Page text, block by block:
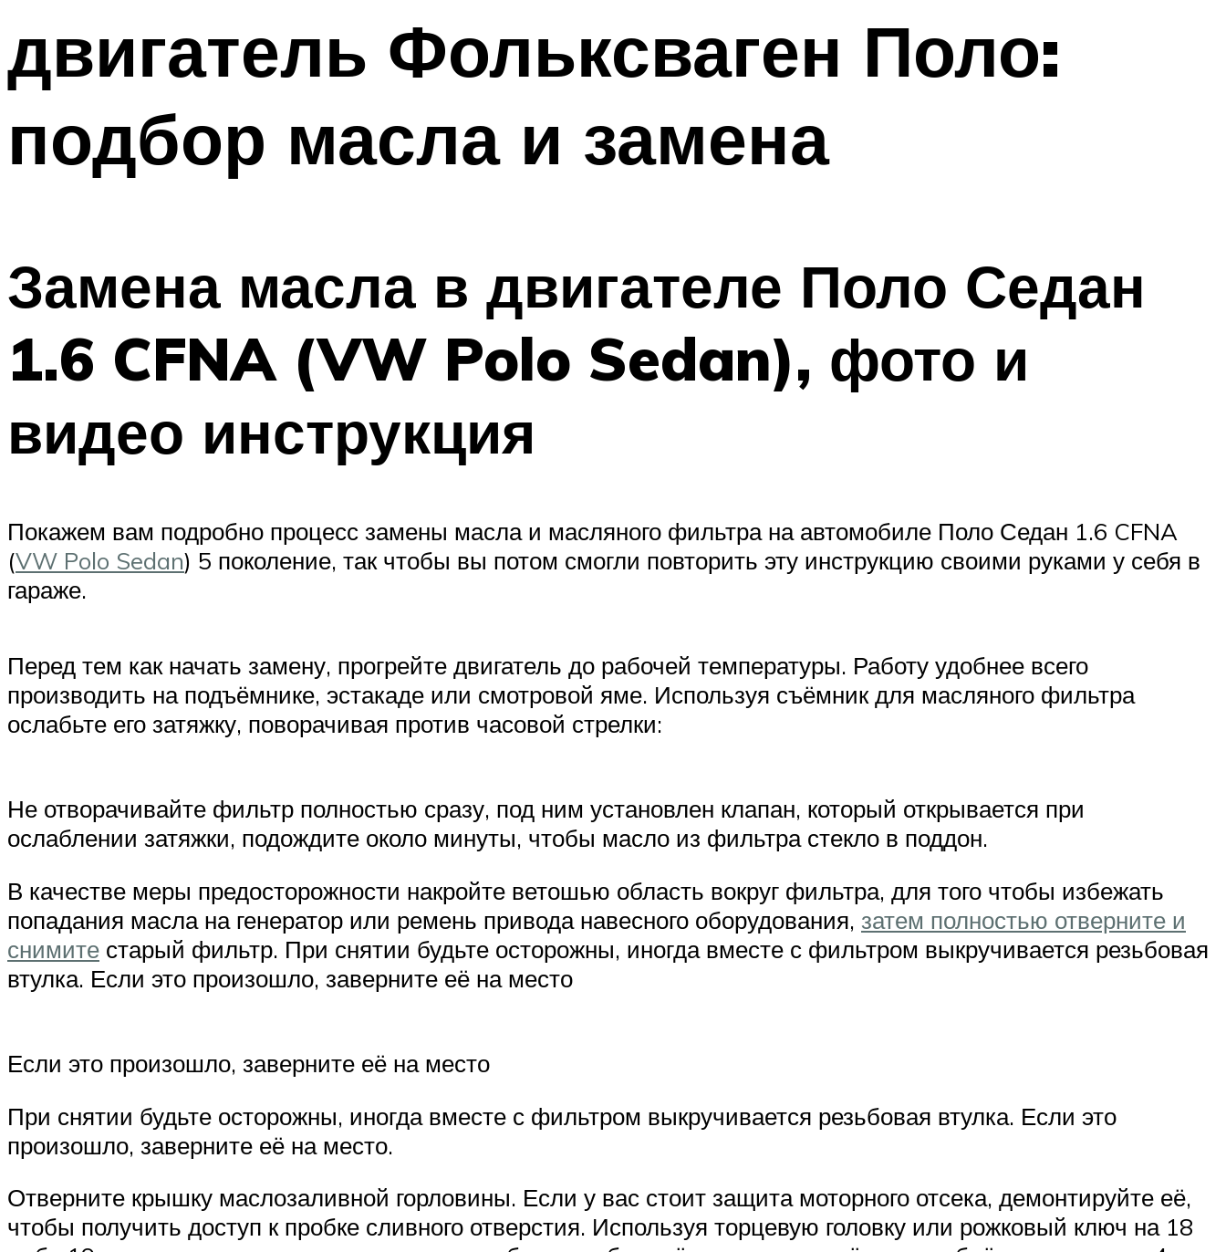
двигатель Фольксваген Поло:
подбор масла и замена
Замена масла в двигателе Поло Седан
1.6 CFNA (VW Polo Sedan), фото и
видео инструкция
Покажем вам подробно процесс замены масла и масляного фильтра на автомобиле Поло Седан 1.6 CFNA
(VW Polo Sedan) 5 поколение, так чтобы вы потом смогли повторить эту инструкцию своими руками у себя в
гараже.
Перед тем как начать замену, прогрейте двигатель до рабочей температуры. Работу удобнее всего
производить на подъёмнике, эстакаде или смотровой яме. Используя съёмник для масляного фильтра
ослабьте его затяжку, поворачивая против часовой стрелки:
Не отворачивайте фильтр полностью сразу, под ним установлен клапан, который открывается при
ослаблении затяжки, подождите около минуты, чтобы масло из фильтра стекло в поддон.
В качестве меры предосторожности накройте ветошью область вокруг фильтра, для того чтобы избежать
попадания масла на генератор или ремень привода навесного оборудования, затем полностью отверните и
снимите старый фильтр. При снятии будьте осторожны, иногда вместе с фильтром выкручивается резьбовая
втулка. Если это произошло, заверните её на место
Если это произошло, заверните её на место
При снятии будьте осторожны, иногда вместе с фильтром выкручивается резьбовая втулка. Если это
произошло, заверните её на место.
Отверните крышку маслозаливной горловины. Если у вас стоит защита моторного отсека, демонтируйте её,
чтобы получить доступ к пробке сливного отверстия. Используя торцевую головку или рожковый ключ на 18